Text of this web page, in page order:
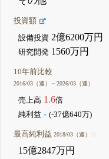
投資額
設備投資 2億6200万円
研究開発 1560万円
10年前比較
2016/03（連）～2026/03（連）
売上高 1.6倍
純利益 - (-37億640万)
最高純利益2018/03（連）
15億2847万円